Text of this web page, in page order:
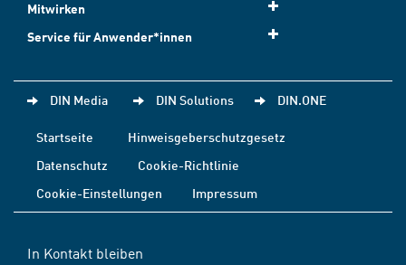
Mitwirken
Service für Anwender*innen
DIN Media DIN Solutions DIN.ONE
Startseite
Hinweisgeberschutzgesetz
Datenschutz
Cookie-Richtlinie
Cookie-Einstellungen
Impressum
In Kontakt bleiben